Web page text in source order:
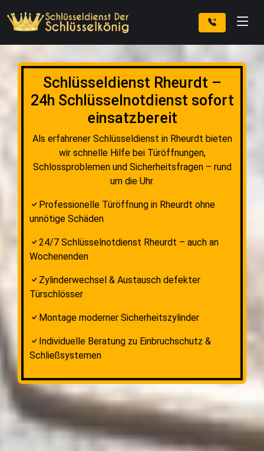
Schlüsseldienst Rheurdt –
24h Schlüsselnotdienst sofort
einsatzbereit
Als erfahrener Schlüsseldienst in Rheurdt bieten
wir schnelle Hilfe bei Türöffnungen,
Schlossproblemen und Sicherheitsfragen – rund
um die Uhr.
Professionelle Türöffnung in Rheurdt ohne
unnötige Schäden
24/7 Schlüsselnotdienst Rheurdt – auch an
Wochenenden
Zylinderwechsel & Austausch defekter
Türschlösser
Montage moderner Sicherheitszylinder
Individuelle Beratung zu Einbruchschutz &
Schließsystemen